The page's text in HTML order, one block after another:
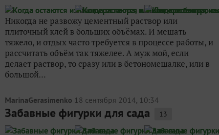
Никогда не развожу цементный раствор или
плиточный клей в больших объёмах. И мешать
тяжело, и отдых часто требуется в процессе работы, и
рассчитать объём так тяжелее. А муж мой, если
делает раствор, то сразу или в бетономешалке, или в
большой...
MarinaGerasimenko 18 сентября 2014, 10:34
Забавные фигурки для сада 13